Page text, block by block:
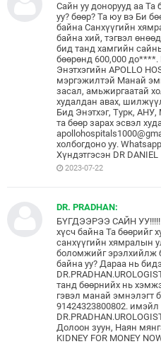
Сайн уу донорууд аа Та
уу? бөөр? Та юу вэ Би
байна Санхүүгийн
байна хий, тэгвэл
бид танд хамгийн
бөөрөнд 600,000
Энэтхэгийн APOLLO
мэргэжилтэй Манай
засал, амьжиргаатай
худалдан авах,
Бид Энэтхэг, Турк,
та бөөр зарах эсвэл
холбогдоно уу.
Хүндэтгэсэн DR DANIEL
2023-07-22
DR. PRADHAN:
БҮГДЭЭРЭЭ САЙН УУ!!!!!
хүсч байна Та бөөрийг
санхүүгийн хямралын
боломжийг эрэлхийлж
байна уу? Дараа нь
танд бөөрнийх нь
гэвэл манай эмнэлэгт
91424323800802. имэйл
Долоон зуун, Наян
KIDNEY FOR MONEY